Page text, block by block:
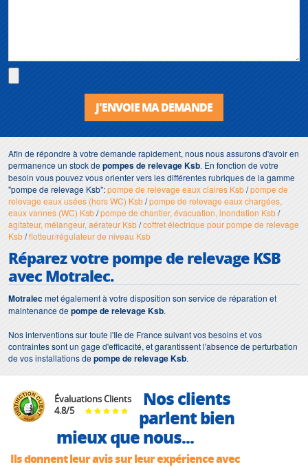
J'ENVOIE MA DEMANDE
Afin de répondre à votre demande rapidement, nous nous assurons d'avoir en
permanence un stock depompes de relevage Ksb. En fonction de votre
besoin vous pouvez vous orienter vers les différentes rubriques de la gamme
"pompe de relevage Ksb":pompe de relevage eaux claires Ksb/pompe de
relevage eaux usées (hors WC) Ksb/pompe de relevage eaux chargées,
eaux vannes (WC) Ksb/pompe de chantier, évacuation, inondation Ksb/
agitateur, mélangeur, aérateur Ksb/coffret électrique pour pompe de relevage
Ksb/flotteur/régulateur de niveau Ksb
Réparez votre pompe de relevage KSB
avec Motralec.
Motralecmet également à votre disposition son service de réparation et
maintenance depompe de relevage Ksb.
Nos interventions sur toute l'Ile de France suivant vos besoins et vos
contraintes sont un gage d'efficacité, et garantissent l'absence de perturbation
de vos installations depompe de relevage Ksb.
Évaluations Clients
4.8/5
Nos clients
parlent bien
mieux que nous...
Ils donnent leur avis sur leur expérience avec